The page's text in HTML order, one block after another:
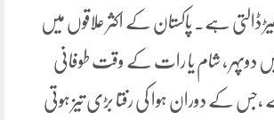
ڈالتی ہے۔ پاکستان کے اکثر علاقوں میں
دوپہر ، شام یا رات کے وقت طوفانی
،جس کے دوران ہوا کی رفتا بڑی تیز ہوتی